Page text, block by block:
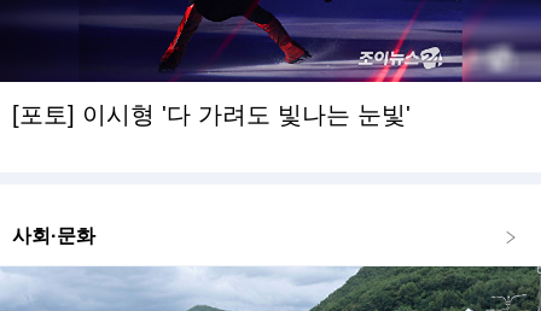
[포토] 이시형 '다 가려도 빛나는 눈빛'
사회·문화